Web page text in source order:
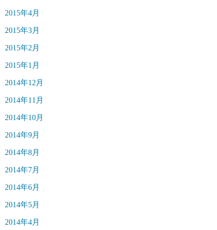
2015年4月
2015年3月
2015年2月
2015年1月
2014年12月
2014年11月
2014年10月
2014年9月
2014年8月
2014年7月
2014年6月
2014年5月
2014年4月